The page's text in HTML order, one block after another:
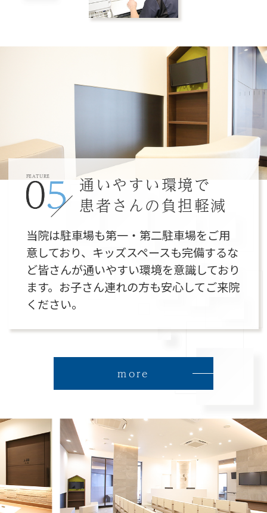
FEATURE
通いやすい環境で
患者さんの負担軽減
当院は駐車場も第一・第二駐車場をご用
意しており、キッズスペースも完備するな
ど皆さんが通いやすい環境を意識しており
ます。お子さん連れの方も安心してご来院
ください。
more